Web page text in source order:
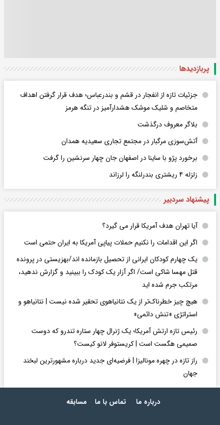
پربازدید‌ها
جزئیات تازه از انفجار در قشم و بندرعباس؛ هدف قرار گرفتن اهداف
متخاصم و شلیک موشک هشدارآمیز در تنگه هرمز
بلاگر معروف درگذشت
آتش‌سوزی مرگبار در مجتمع تجاری سعیدیه همدان
برخورد پژو با ساینا در اصفهان جان چهار سرنشین را گرفت
زلزله ۴ ریشتری بندرلنگه را لرزاند
پیشنهاد سردبیر
آیا تهران هدف آمریکا قرار می گیرد؟
اگر این اقدامات را نکنیم حملات پیاپی آمریکا به ایران حتمی است
یک چهارم کودکان ایرانی از تحصیل بازمانده اند/بهزیستی در پرونده
قتل مهسا شاکی است/ اگر آزار یک کودک را ببینید و گزارش ندهید،
مرتکب جرم شده اید
هیچ چیز خطرناک‌تر از یک نتانیاهوی تحقیر شده نیست | نتانیاهو و
استراتژی «تنش دائمی»
رئیس تازه ارتش آمریکا؛ یک ژنرال چهار ستاره تندرو که دوست
صمیمی هگست است | کریستوفر لانو کیست؟
راز تازه در چهره مونالیزا | فرضیه‌ای جدید درباره مشهورترین لبخند
جهان
درباره ما تماس با ما مسابقه